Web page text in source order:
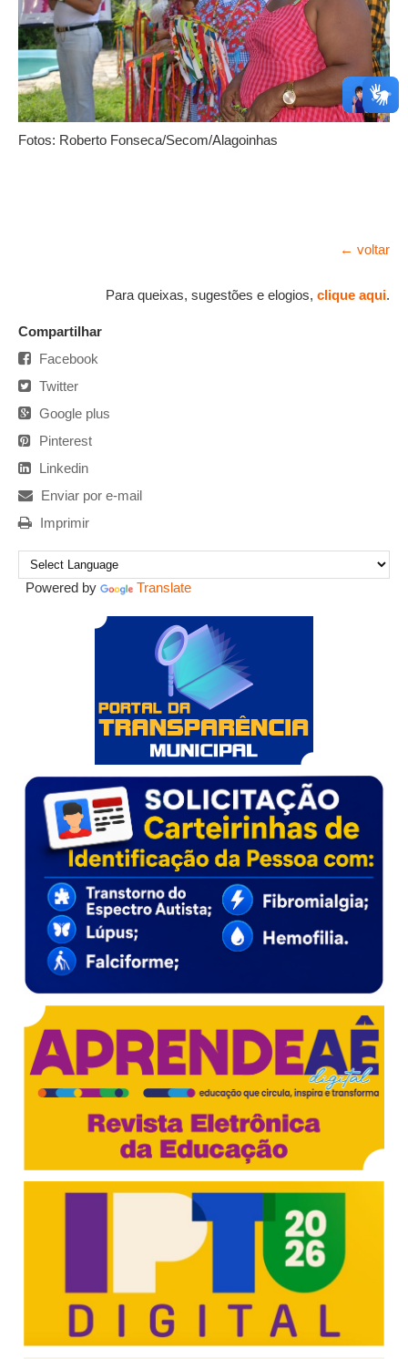
Fotos: Roberto Fonseca/Secom/Alagoinhas
← voltar
Para queixas, sugestões e elogios, clique aqui.
Compartilhar
Facebook
Twitter
Google plus
Pinterest
Linkedin
Enviar por e-mail
Imprimir
Powered by Translate